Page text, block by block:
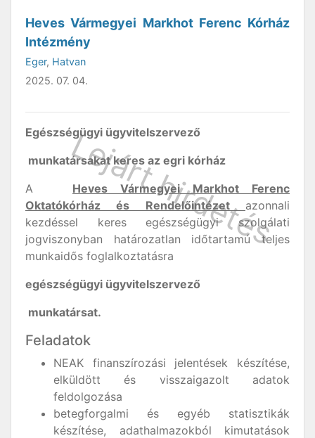
Heves Vármegyei Markhot Ferenc Kórház
Intézmény
Eger, Hatvan
2025. 07. 04.
Egészségügyi ügyvitelszervező
munkatársakat keres az egri kórház
A Heves Vármegyei
Markhot Ferenc
Oktatókórház és Rendelőintézet azonnali
kezdéssel keres egészségügyi szolgálati
jogviszonyban határozatlan időtartamú teljes
munkaidős foglalkoztatásra
egészségügyi ügyvitelszervező
munkatársat.
Feladatok
NEAK finanszírozási jelentések készítése,
elküldött és visszaigazolt adatok
feldolgozása
betegforgalmi és egyéb statisztikák
készítése, adathalmazokból kimutatások